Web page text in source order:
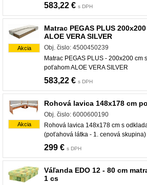
583,22 € s DPH
Akcia
Matrac PEGAS PLUS
ALOE VERA SILVER
Obj. čislo: 4500450239
Matrac PEGAS PLUS - 200x200 cm
poťahom ALOE VERA SILVER
583,22 € s DPH
Akcia
Rohová lavica 148x178 cm
Obj. čislo: 6000600190
Rohová lavica 148x178 cm s
(poťahová látka - 1. cenová skupina)
299 € s DPH
Váľanda EDO 12 - 80 cm
1 cs